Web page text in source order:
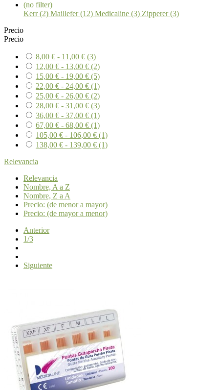
(no filter)
Kerr (2) Maillefer (12) Medicaline (3) Zipperer (3)
Precio
Precio
8,00 € - 11,00 € (3)
12,00 € - 13,00 € (2)
15,00 € - 19,00 € (5)
22,00 € - 24,00 € (1)
25,00 € - 26,00 € (2)
28,00 € - 31,00 € (3)
36,00 € - 37,00 € (1)
67,00 € - 68,00 € (1)
105,00 € - 106,00 € (1)
138,00 € - 139,00 € (1)
Relevancia
Relevancia
Nombre, A a Z
Nombre, Z a A
Precio: (de menor a mayor)
Precio: (de mayor a menor)
Anterior
1/3
Siguiente